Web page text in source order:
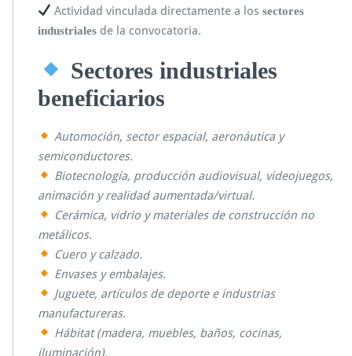
Actividad vinculada directamente a lossectores
industriales de la convocatoria.
Sectores industriales
beneficiarios
Automoción, sector espacial, aeronáutica y
semiconductores.
Biotecnología, producción audiovisual, videojuegos,
animación y realidad aumentada/virtual.
Cerámica, vidrio y materiales de construcción no
metálicos.
Cuero y calzado.
Envases y embalajes.
Juguete, artículos de deporte e industrias
manufactureras.
Hábitat (madera, muebles, baños, cocinas,
iluminación).